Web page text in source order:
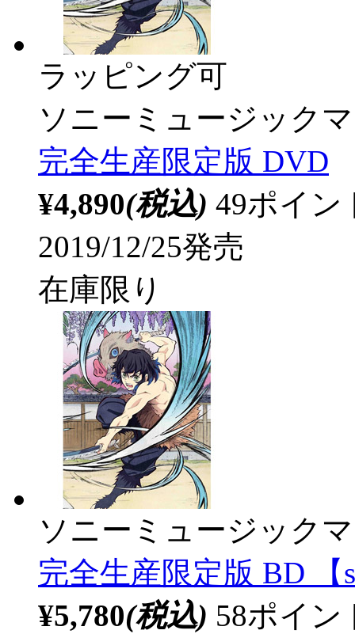
ラッピング可
ソニーミュージック
完全生産限定版 DVD
¥4,890(税込) 49ポイ
2019/12/25発売
在庫限り
ソニーミュージック
完全生産限定版 BD 【
¥5,780(税込) 58ポイ